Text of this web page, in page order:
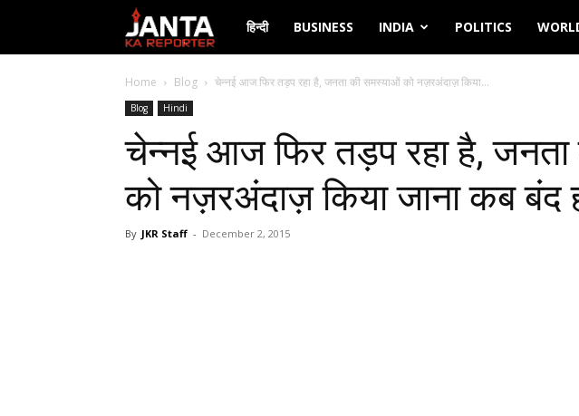
Janta
Ka
Reporter
हिन्दी BUSINESS INDIA POLITICS
Home Blog चेन्नई आज फिर तड़प रहा है, जनता की समस्याओं को नज़रअंदाज़ किया...
Blog Hindi
चेन्नई आज फिर तड़प रहा है,
को नज़रअंदाज़ किया जाना कब बंद
By JKR Staff - December 2, 2015